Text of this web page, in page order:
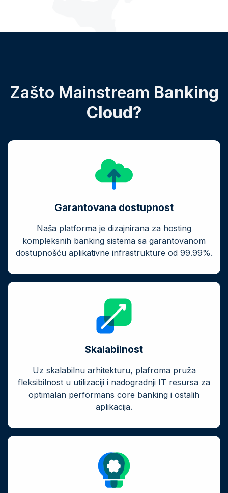
Zašto Mainstream Banking
Cloud?
Garantovana dostupnost
Naša platforma je dizajnirana za hosting
kompleksnih banking sistema sa garantovanom
dostupnošću aplikativne infrastrukture od 99.99%.
Skalabilnost
Uz skalabilnu arhitekturu, plafroma pruža
fleksibilnost u utilizaciji i nadogradnji IT resursa za
optimalan performans core banking i ostalih
aplikacija.